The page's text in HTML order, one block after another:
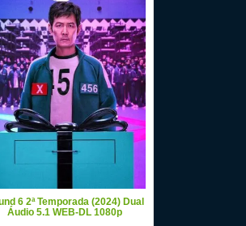
6 2ª Temporada (2024) Dual
Áudio 5.1 WEB-DL 1080p